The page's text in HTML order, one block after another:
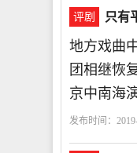
评剧 只有
地方戏曲
团相继恢
京中南海
发布时间：